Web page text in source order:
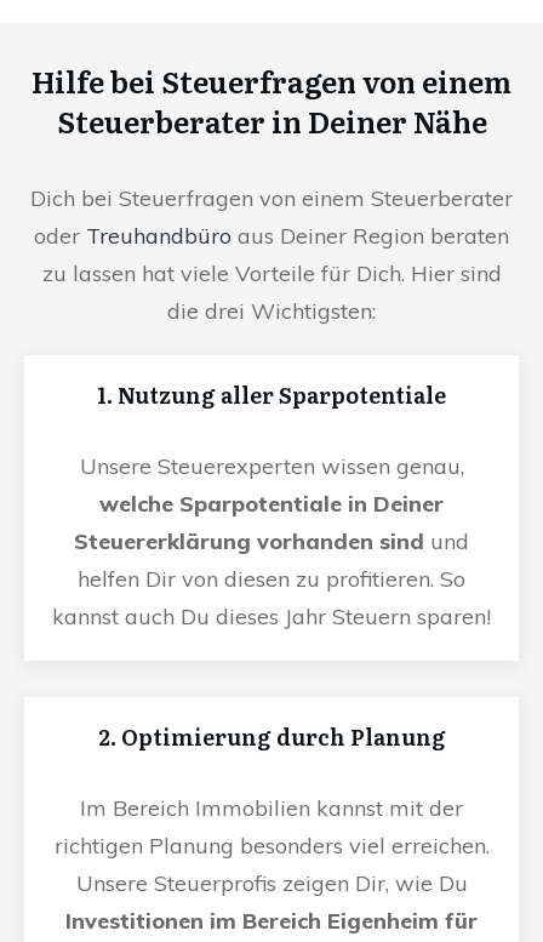
Hilfe bei Steuerfragen von einem
Steuerberater in Deiner Nähe
Dich bei Steuerfragen von einem Steuerberater
oder Treuhandbüro aus Deiner Region beraten
zu lassen hat viele Vorteile für Dich. Hier sind
die drei Wichtigsten:
1. Nutzung aller Sparpotentiale
Unsere Steuerexperten wissen genau,
welche Sparpotentiale in Deiner
Steuererklärung vorhanden sind und
helfen Dir von diesen zu profitieren. So
kannst auch Du dieses Jahr Steuern sparen!
2. Optimierung durch Planung
Im Bereich Immobilien kannst mit der
richtigen Planung besonders viel erreichen.
Unsere Steuerprofis zeigen Dir, wie Du
Investitionen im Bereich Eigenheim für